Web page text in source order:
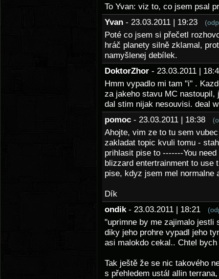
To Yvan: viz to, co jsem psal
Yvan - 23.03.2011 | 19:23
Poté co jsem si přečetl
hráč planety silně zklamal,
namyšlenej debílek.
DoktorZhor - 23.03.2011 |
Hmm vypadlo mi tam "i" .
za jakeho stavu MC
dal stim nijak nesouvisi. deal
pomoc - 23.03.2011 | 18:38
Ahojte, vim ze to tu sem
zakladat topic kvuli tomu -
prihlasit pise to -------You
blizzard entertrainment to use
pise, kdyz jsem mel normalne
Dík
ondik - 23.03.2011 | 18:21
"uprimne by me zajimalo jestli
diky jeho prohre vypadl jeho
asi malokdo cekal.. Chtel
Tak ještě že se nic takového
s přehledem ustál allin